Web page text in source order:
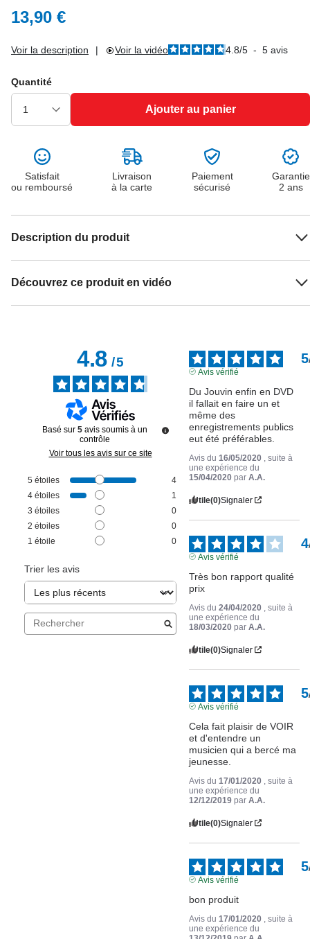
13,90 €
Voir la description | Voir la vidéo 4.8/5 - 5 avis
Quantité
Ajouter au panier
Satisfait
ou remboursé
Livraison
à la carte
Paiement
sécurisé
Garantie
2 ans
Description du produit
Découvrez ce produit en vidéo
4.8/5
Basé sur 5 avis soumis à un
contrôle
Voir tous les avis sur ce site
5 étoiles
4
4 étoiles
1
3 étoiles
0
2 étoiles
0
1 étoile 0
Trier les avis
5
Avis vérifié
Du Jouvin enfin en DVD
il fallait en faire un et
même des
enregistrements publics
eut été préférables.
Avis du 16/05/2020
, suite à
une expérience du
15/04/2020 parA.A.
Utile(0)Signaler
4
Avis vérifié
Très bon rapport qualité
prix
Avis du24/04/2020
, suite à
une expérience du
18/03/2020 parA.A.
Utile(0)Signaler
5
Avis vérifié
Cela fait plaisir de VOIR
et d'entendre un
musicien qui a bercé ma
jeunesse.
Avis du 17/01/2020
, suite à
une expérience du
12/12/2019 parA.A.
Utile(0)Signaler
5
Avis vérifié
bon produit
Avis du 17/01/2020
, suite à
une expérience du